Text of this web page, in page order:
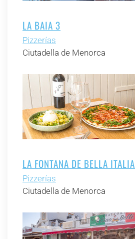
LA BAIA 3
Pizzerías
Ciutadella de Menorca
LA FONTANA DE BELLA ITALIA
Pizzerías
Ciutadella de Menorca